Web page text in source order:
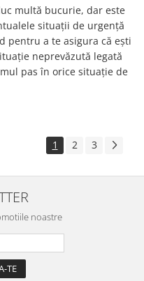
multă bucurie, dar este
situații de urgență
pentru a te asigura că ești
neprevăzută legată
pas în orice situație de
1 2 3
noastre